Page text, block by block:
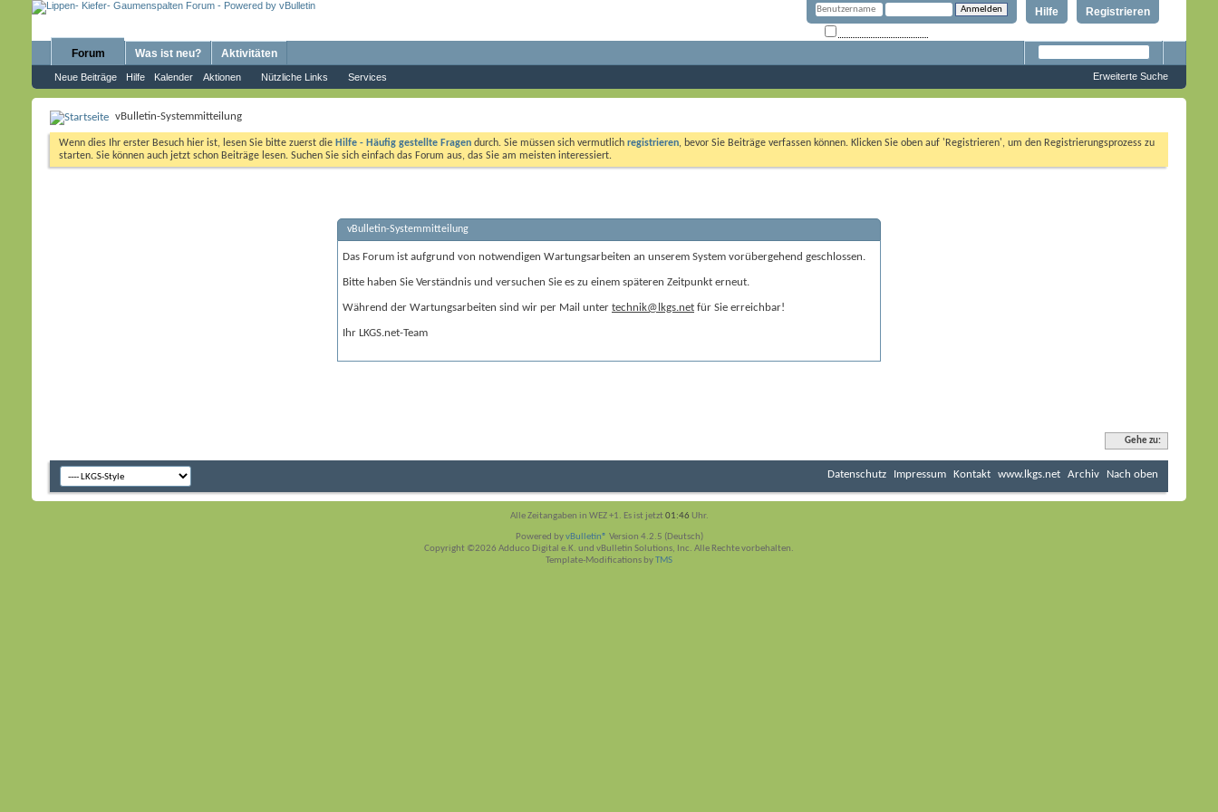
Registrieren
Hilfe
Forum
Neue Beiträge Hilfe Kalender Aktionen Nützliche Links Services
Was ist neu? Aktivitäten
Erweiterte Suche
vBulletin-Systemmitteilung
Wenn dies Ihr erster Besuch hier ist, lesen Sie bitte zuerst die Hilfe - Häufig gestellte Fragen durch. Sie müssen sich vermutlich registrieren, bevor Sie Beiträge verfassen können. Klicken Sie oben auf 'Registrieren', um den Registrierungsprozess zu
starten. Sie können auch jetzt schon Beiträge lesen. Suchen Sie sich einfach das Forum aus, das Sie am meisten interessiert.
vBulletin-Systemmitteilung
Das Forum ist aufgrund von notwendigen Wartungsarbeiten an unserem System vorübergehend geschlossen.
Bitte haben Sie Verständnis und versuchen Sie es zu einem späteren Zeitpunkt erneut.
Während der Wartungsarbeiten sind wir per Mail unter technik@lkgs.net für Sie erreichbar!
Ihr LKGS.net-Team
Gehe zu:
Datenschutz Impressum Kontakt www.lkgs.net Archiv Nach oben
Alle Zeitangaben in WEZ +1. Es ist jetzt01:46 Uhr.
Powered byvBulletin® Version 4.2.5 (Deutsch)
Copyright ©2026 Adduco Digital e.K. und vBulletin Solutions, Inc. Alle Rechte vorbehalten.
Template-Modifications byTMS